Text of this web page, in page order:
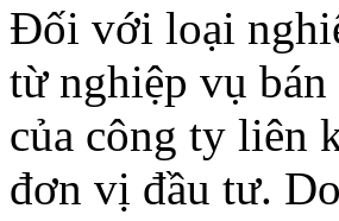
Đối với loại
từ nghiệp vụ bán
của công ty liên
đơn vị đầu tư.